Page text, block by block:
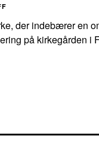
der indebærer en
på kirkegården i